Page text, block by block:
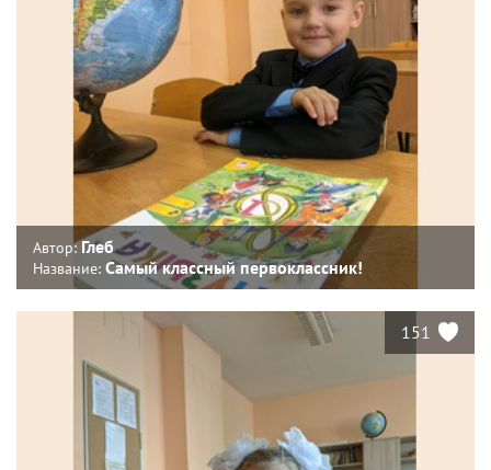
Автор:Глеб
Название: Самый классный первоклассник!
151